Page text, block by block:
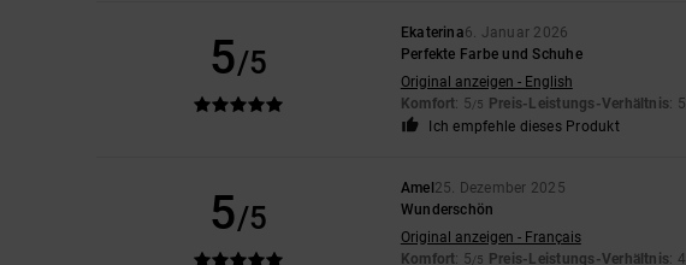
5/5
Ekaterina6. Januar 2026
Perfekte Farbe und Schuhe
Original anzeigen - English
Komfort: 5/5 Preis-Leistungs-Verhältnis: 5
Ich empfehle dieses Produkt
5/5
Amel25. Dezember 2025
Wunderschön
Original anzeigen - Français
Komfort: 5/5 Preis-Leistungs-Verhältnis: 4